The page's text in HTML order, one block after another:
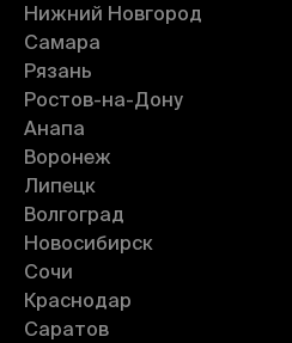
Нижний Новгород
Самара
Рязань
Ростов-на-Дону
Анапа
Воронеж
Липецк
Волгоград
Новосибирск
Сочи
Краснодар
Саратов